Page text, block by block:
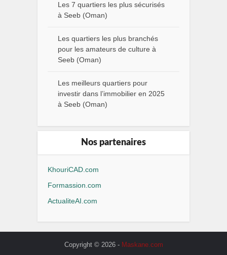
Les 7 quartiers les plus sécurisés
à Seeb (Oman)
Les quartiers les plus branchés
pour les amateurs de culture à
Seeb (Oman)
Les meilleurs quartiers pour
investir dans l’immobilier en 2025
à Seeb (Oman)
Nos partenaires
KhouriCAD.com
Formassion.com
ActualiteAI.com
Copyright © 2026 - Maskane.com